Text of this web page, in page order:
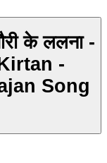
के ललना -
-
Song